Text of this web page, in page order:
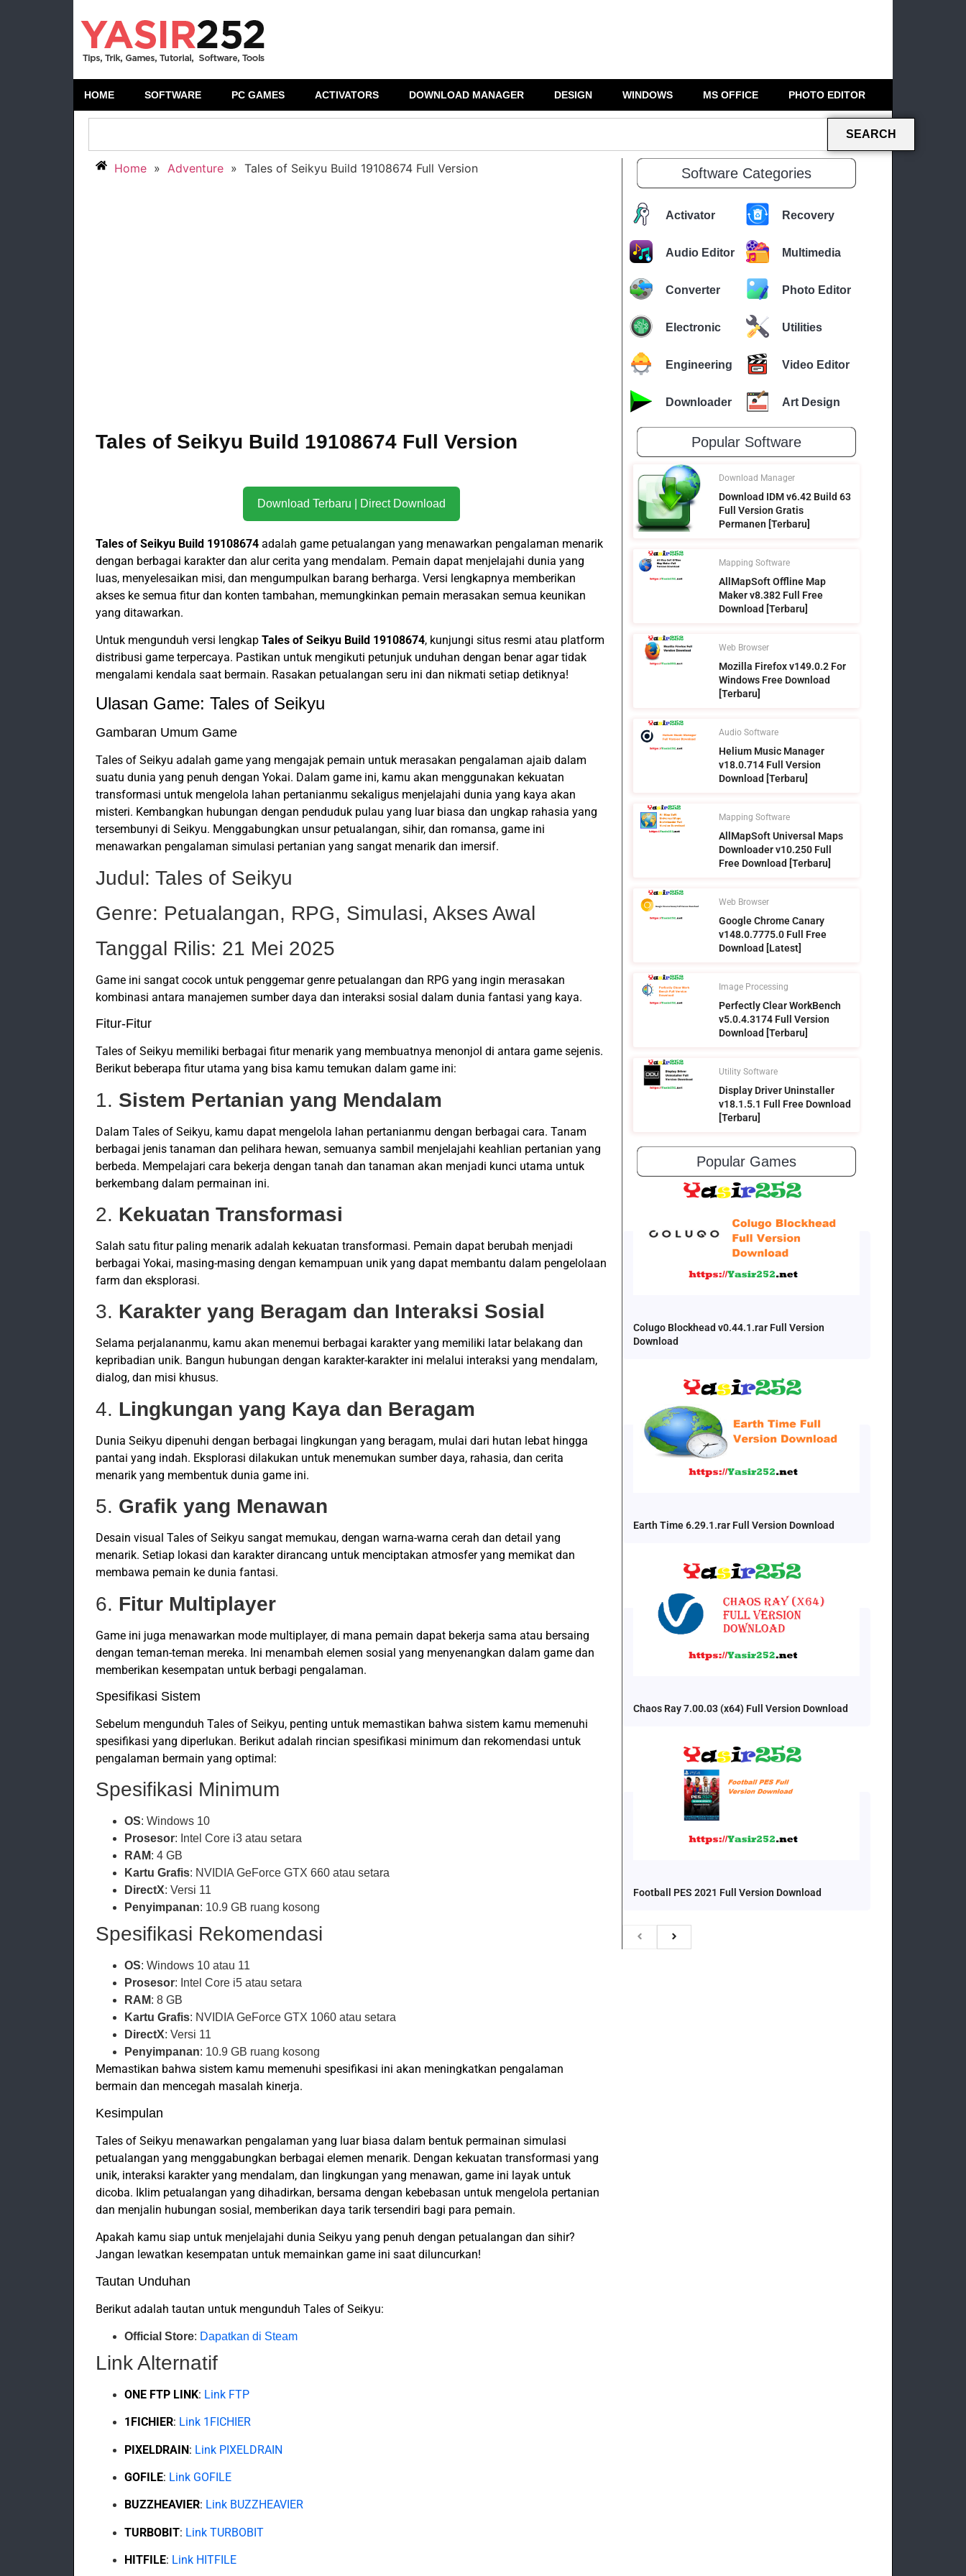
HOME SOFTWARE PC GAMES ACTIVATORS DOWNLOAD MANAGER DESIGN WINDOWS MS OFFICE PHOTO EDITOR
SEARCH
Home » Adventure » Tales of Seikyu Build 19108674 Full Version
Tales of Seikyu Build 19108674 Full Version
Download Terbaru | Direct Download
Tales of Seikyu Build 19108674 adalah game petualangan yang menawarkan pengalaman menarik
dengan berbagai karakter dan alur cerita yang mendalam. Pemain dapat menjelajahi dunia yang
luas, menyelesaikan misi, dan mengumpulkan barang berharga. Versi lengkapnya memberikan
akses ke semua fitur dan konten tambahan, memungkinkan pemain merasakan semua keunikan
yang ditawarkan.
Untuk mengunduh versi lengkap Tales of Seikyu Build 19108674, kunjungi situs resmi atau platform
distribusi game terpercaya. Pastikan untuk mengikuti petunjuk unduhan dengan benar agar tidak
mengalami kendala saat bermain. Rasakan petualangan seru ini dan nikmati setiap detiknya!
Ulasan Game: Tales of Seikyu
Gambaran Umum Game
Tales of Seikyu adalah game yang mengajak pemain untuk merasakan pengalaman ajaib dalam
suatu dunia yang penuh dengan Yokai. Dalam game ini, kamu akan menggunakan kekuatan
transformasi untuk mengelola lahan pertanianmu sekaligus menjelajahi dunia yang kaya akan
misteri. Kembangkan hubungan dengan penduduk pulau yang luar biasa dan ungkap rahasia yang
tersembunyi di Seikyu. Menggabungkan unsur petualangan, sihir, dan romansa, game ini
menawarkan pengalaman simulasi pertanian yang sangat menarik dan imersif.
Judul: Tales of Seikyu
Genre: Petualangan, RPG, Simulasi, Akses Awal
Tanggal Rilis: 21 Mei 2025
Game ini sangat cocok untuk penggemar genre petualangan dan RPG yang ingin merasakan
kombinasi antara manajemen sumber daya dan interaksi sosial dalam dunia fantasi yang kaya.
Fitur-Fitur
Tales of Seikyu memiliki berbagai fitur menarik yang membuatnya menonjol di antara game sejenis.
Berikut beberapa fitur utama yang bisa kamu temukan dalam game ini:
1. Sistem Pertanian yang Mendalam
Dalam Tales of Seikyu, kamu dapat mengelola lahan pertanianmu dengan berbagai cara. Tanam
berbagai jenis tanaman dan pelihara hewan, semuanya sambil menjelajahi keahlian pertanian yang
berbeda. Mempelajari cara bekerja dengan tanah dan tanaman akan menjadi kunci utama untuk
berkembang dalam permainan ini.
2. Kekuatan Transformasi
Salah satu fitur paling menarik adalah kekuatan transformasi. Pemain dapat berubah menjadi
berbagai Yokai, masing-masing dengan kemampuan unik yang dapat membantu dalam pengelolaan
farm dan eksplorasi.
3. Karakter yang Beragam dan Interaksi Sosial
Selama perjalananmu, kamu akan menemui berbagai karakter yang memiliki latar belakang dan
kepribadian unik. Bangun hubungan dengan karakter-karakter ini melalui interaksi yang mendalam,
dialog, dan misi khusus.
4. Lingkungan yang Kaya dan Beragam
Dunia Seikyu dipenuhi dengan berbagai lingkungan yang beragam, mulai dari hutan lebat hingga
pantai yang indah. Eksplorasi dilakukan untuk menemukan sumber daya, rahasia, dan cerita
menarik yang membentuk dunia game ini.
5. Grafik yang Menawan
Desain visual Tales of Seikyu sangat memukau, dengan warna-warna cerah dan detail yang
menarik. Setiap lokasi dan karakter dirancang untuk menciptakan atmosfer yang memikat dan
membawa pemain ke dunia fantasi.
6. Fitur Multiplayer
Game ini juga menawarkan mode multiplayer, di mana pemain dapat bekerja sama atau bersaing
dengan teman-teman mereka. Ini menambah elemen sosial yang menyenangkan dalam game dan
memberikan kesempatan untuk berbagi pengalaman.
Spesifikasi Sistem
Sebelum mengunduh Tales of Seikyu, penting untuk memastikan bahwa sistem kamu memenuhi
spesifikasi yang diperlukan. Berikut adalah rincian spesifikasi minimum dan rekomendasi untuk
pengalaman bermain yang optimal:
Spesifikasi Minimum
OS: Windows 10
Prosesor: Intel Core i3 atau setara
RAM: 4 GB
Kartu Grafis: NVIDIA GeForce GTX 660 atau setara
DirectX: Versi 11
Penyimpanan: 10.9 GB ruang kosong
Spesifikasi Rekomendasi
OS: Windows 10 atau 11
Prosesor: Intel Core i5 atau setara
RAM: 8 GB
Kartu Grafis: NVIDIA GeForce GTX 1060 atau setara
DirectX: Versi 11
Penyimpanan: 10.9 GB ruang kosong
Memastikan bahwa sistem kamu memenuhi spesifikasi ini akan meningkatkan pengalaman
bermain dan mencegah masalah kinerja.
Kesimpulan
Tales of Seikyu menawarkan pengalaman yang luar biasa dalam bentuk permainan simulasi
petualangan yang menggabungkan berbagai elemen menarik. Dengan kekuatan transformasi yang
unik, interaksi karakter yang mendalam, dan lingkungan yang menawan, game ini layak untuk
dicoba. Iklim petualangan yang dihadirkan, bersama dengan kebebasan untuk mengelola pertanian
dan menjalin hubungan sosial, memberikan daya tarik tersendiri bagi para pemain.
Apakah kamu siap untuk menjelajahi dunia Seikyu yang penuh dengan petualangan dan sihir?
Jangan lewatkan kesempatan untuk memainkan game ini saat diluncurkan!
Tautan Unduhan
Berikut adalah tautan untuk mengunduh Tales of Seikyu:
Official Store: Dapatkan di Steam
Link Alternatif
ONE FTP LINK: Link FTP
1FICHIER: Link 1FICHIER
PIXELDRAIN: Link PIXELDRAIN
GOFILE: Link GOFILE
BUZZHEAVIER: Link BUZZHEAVIER
TURBOBIT: Link TURBOBIT
HITFILE: Link HITFILE
Software Categories
Activator Recovery
Audio Editor Multimedia
Converter Photo Editor
Electronic Utilities
Engineering Video Editor
Downloader Art Design
Popular Software
Download Manager
Download IDM v6.42 Build 63
Full Version Gratis
Permanen [Terbaru]
Mapping Software
AllMapSoft Offline Map
Maker v8.382 Full Free
Download [Terbaru]
Web Browser
Mozilla Firefox v149.0.2 For
Windows Free Download
[Terbaru]
Audio Software
Helium Music Manager
v18.0.714 Full Version
Download [Terbaru]
Mapping Software
AllMapSoft Universal Maps
Downloader v10.250 Full
Free Download [Terbaru]
Web Browser
Google Chrome Canary
v148.0.7775.0 Full Free
Download [Latest]
Image Processing
Perfectly Clear WorkBench
v5.0.4.3174 Full Version
Download [Terbaru]
Utility Software
Display Driver Uninstaller
v18.1.5.1 Full Free Download
[Terbaru]
Popular Games
Colugo Blockhead v0.44.1.rar Full Version
Download
Earth Time 6.29.1.rar Full Version Download
Chaos Ray 7.00.03 (x64) Full Version Download
Football PES 2021 Full Version Download